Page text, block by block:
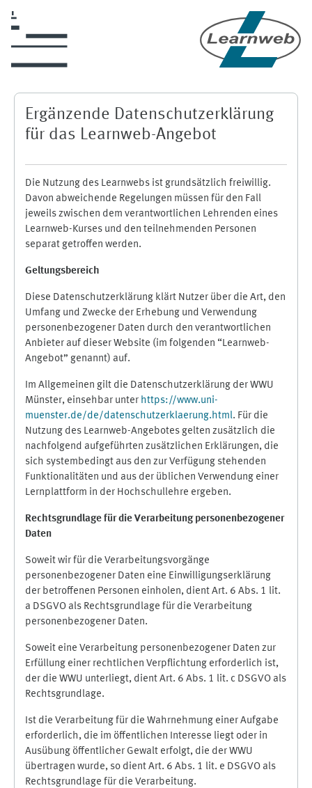
Ergänzende Datenschutzerklärung
für das Learnweb-Angebot
Die Nutzung des Learnwebs ist grundsätzlich freiwillig.
Davon abweichende Regelungen müssen für den Fall
jeweils zwischen dem verantwortlichen Lehrenden eines
Learnweb-Kurses und den teilnehmenden Personen
separat getroffen werden.
Geltungsbereich
Diese Datenschutzerklärung klärt Nutzer über die Art, den
Umfang und Zwecke der Erhebung und Verwendung
personenbezogener Daten durch den verantwortlichen
Anbieter auf dieser Website (im folgenden “Learnweb-
Angebot” genannt) auf.
Im Allgemeinen gilt die Datenschutzerklärung der WWU
Münster, einsehbar unter https://www.uni-
muenster.de/de/datenschutzerklaerung.html. Für die
Nutzung des Learnweb-Angebotes gelten zusätzlich die
nachfolgend aufgeführten zusätzlichen Erklärungen, die
sich systembedingt aus den zur Verfügung stehenden
Funktionalitäten und aus der üblichen Verwendung einer
Lernplattform in der Hochschullehre ergeben.
Rechtsgrundlage für die Verarbeitung personenbezogener
Daten
Soweit wir für die Verarbeitungsvorgänge
personenbezogener Daten eine Einwilligungserklärung
der betroffenen Personen einholen, dient Art. 6 Abs. 1 lit.
a DSGVO als Rechtsgrundlage für die Verarbeitung
personenbezogener Daten.
Soweit eine Verarbeitung personenbezogener Daten zur
Erfüllung einer rechtlichen Verpflichtung erforderlich ist,
der die WWU unterliegt, dient Art. 6 Abs. 1 lit. c DSGVO als
Rechtsgrundlage.
Ist die Verarbeitung für die Wahrnehmung einer Aufgabe
erforderlich, die im öffentlichen Interesse liegt oder in
Ausübung öffentlicher Gewalt erfolgt, die der WWU
übertragen wurde, so dient Art. 6 Abs. 1 lit. e DSGVO als
Rechtsgrundlage für die Verarbeitung.